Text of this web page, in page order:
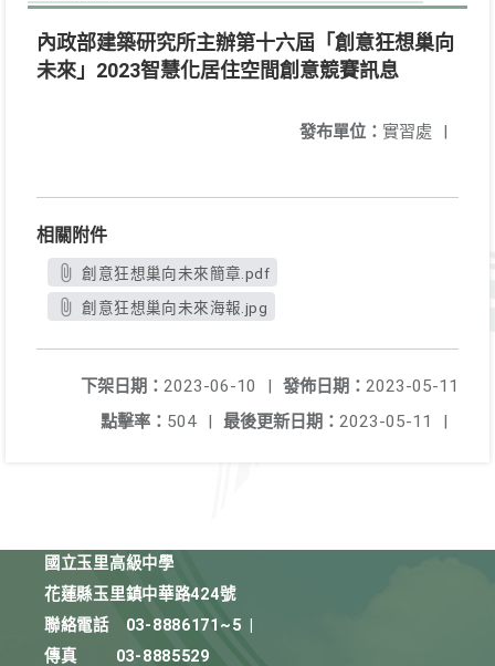
內政部建築研究所主辦第十六屆「創意狂想巢向
未來」2023智慧化居住空間創意競賽訊息
發布單位： 實習處 |
相關附件
創意狂想巢向未來簡章.pdf
創意狂想巢向未來海報.jpg
發佈日期： 2023-05-11
下架日期： 2023-06-10
|
最後更新日期： 2023-05-11 |
點擊率： 504 |
國立玉里高級中學
花蓮縣玉里鎮中華路424號
聯絡電話
03-8886171~5
傳真
03-8885529